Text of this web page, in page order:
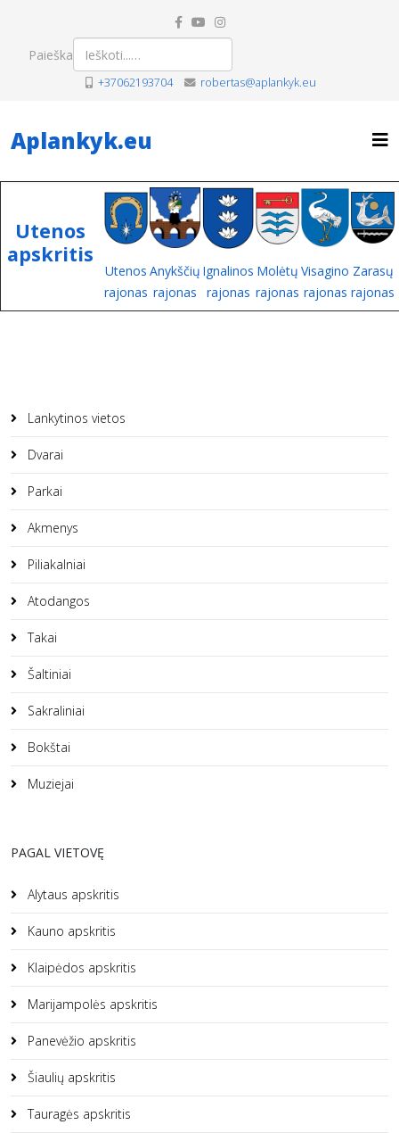
Paieška
+37062193704 robertas@aplankyk.eu
Aplankyk.eu
Utenos
apskritis
Utenos
rajonas
Anykščių
rajonas
Ignalinos
rajonas
Molėtų
rajonas
Visagino
rajonas
Zarasų
rajonas
Lankytinos vietos
Dvarai
Parkai
Akmenys
Piliakalniai
Atodangos
Takai
Šaltiniai
Sakraliniai
Bokštai
Muziejai
PAGAL VIETOVĘ
Alytaus apskritis
Kauno apskritis
Klaipėdos apskritis
Marijampolės apskritis
Panevėžio apskritis
Šiaulių apskritis
Tauragės apskritis